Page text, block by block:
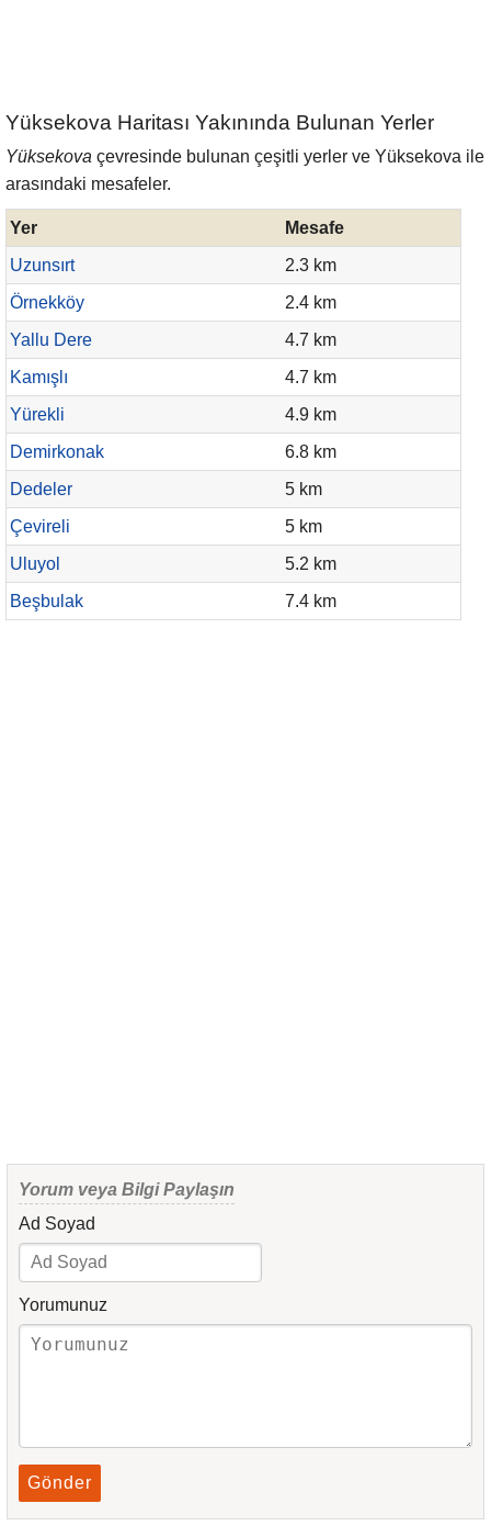
Yüksekova Haritası Yakınında Bulunan Yerler
Yüksekova çevresinde bulunan çeşitli yerler ve Yüksekova ile
arasındaki mesafeler.
Yer
Mesafe
Uzunsırt
2.3 km
Örnekköy
2.4 km
Yallu Dere
4.7 km
Kamışlı
4.7 km
Yürekli
4.9 km
Demirkonak
6.8 km
Dedeler
5 km
Çevireli
5 km
Uluyol
5.2 km
Beşbulak
7.4 km
Yorum veya Bilgi Paylaşın
Ad Soyad
Yorumunuz
Gönder